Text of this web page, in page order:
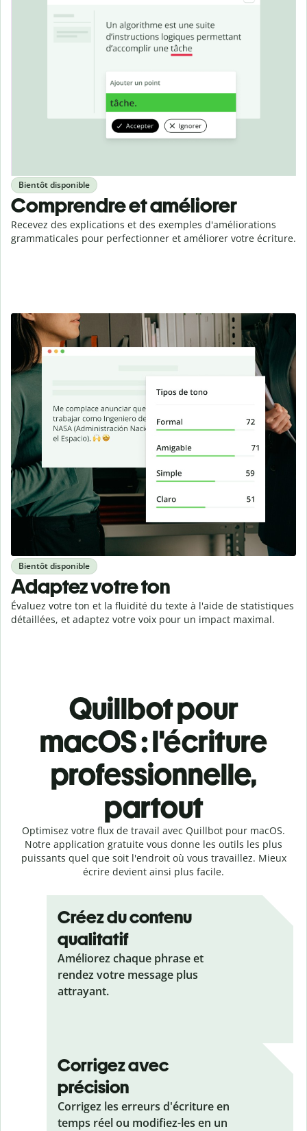
Bientôt disponible
Comprendre et améliorer
Recevez des explications et des exemples d'améliorations
grammaticales pour perfectionner et améliorer votre écriture.
Bientôt disponible
Adaptez votre ton
Évaluez votre ton et la fluidité du texte à l'aide de statistiques
détaillées, et adaptez votre voix pour un impact maximal.
Quillbot pour
macOS : l'écriture
professionnelle,
partout
Optimisez votre flux de travail avec Quillbot pour macOS.
Notre application gratuite vous donne les outils les plus
puissants quel que soit l'endroit où vous travaillez. Mieux
écrire devient ainsi plus facile.
Créez du contenu
qualitatif
Améliorez chaque phrase et
rendez votre message plus
attrayant.
Corrigez avec
précision
Corrigez les erreurs d'écriture en
temps réel ou modifiez-les en un